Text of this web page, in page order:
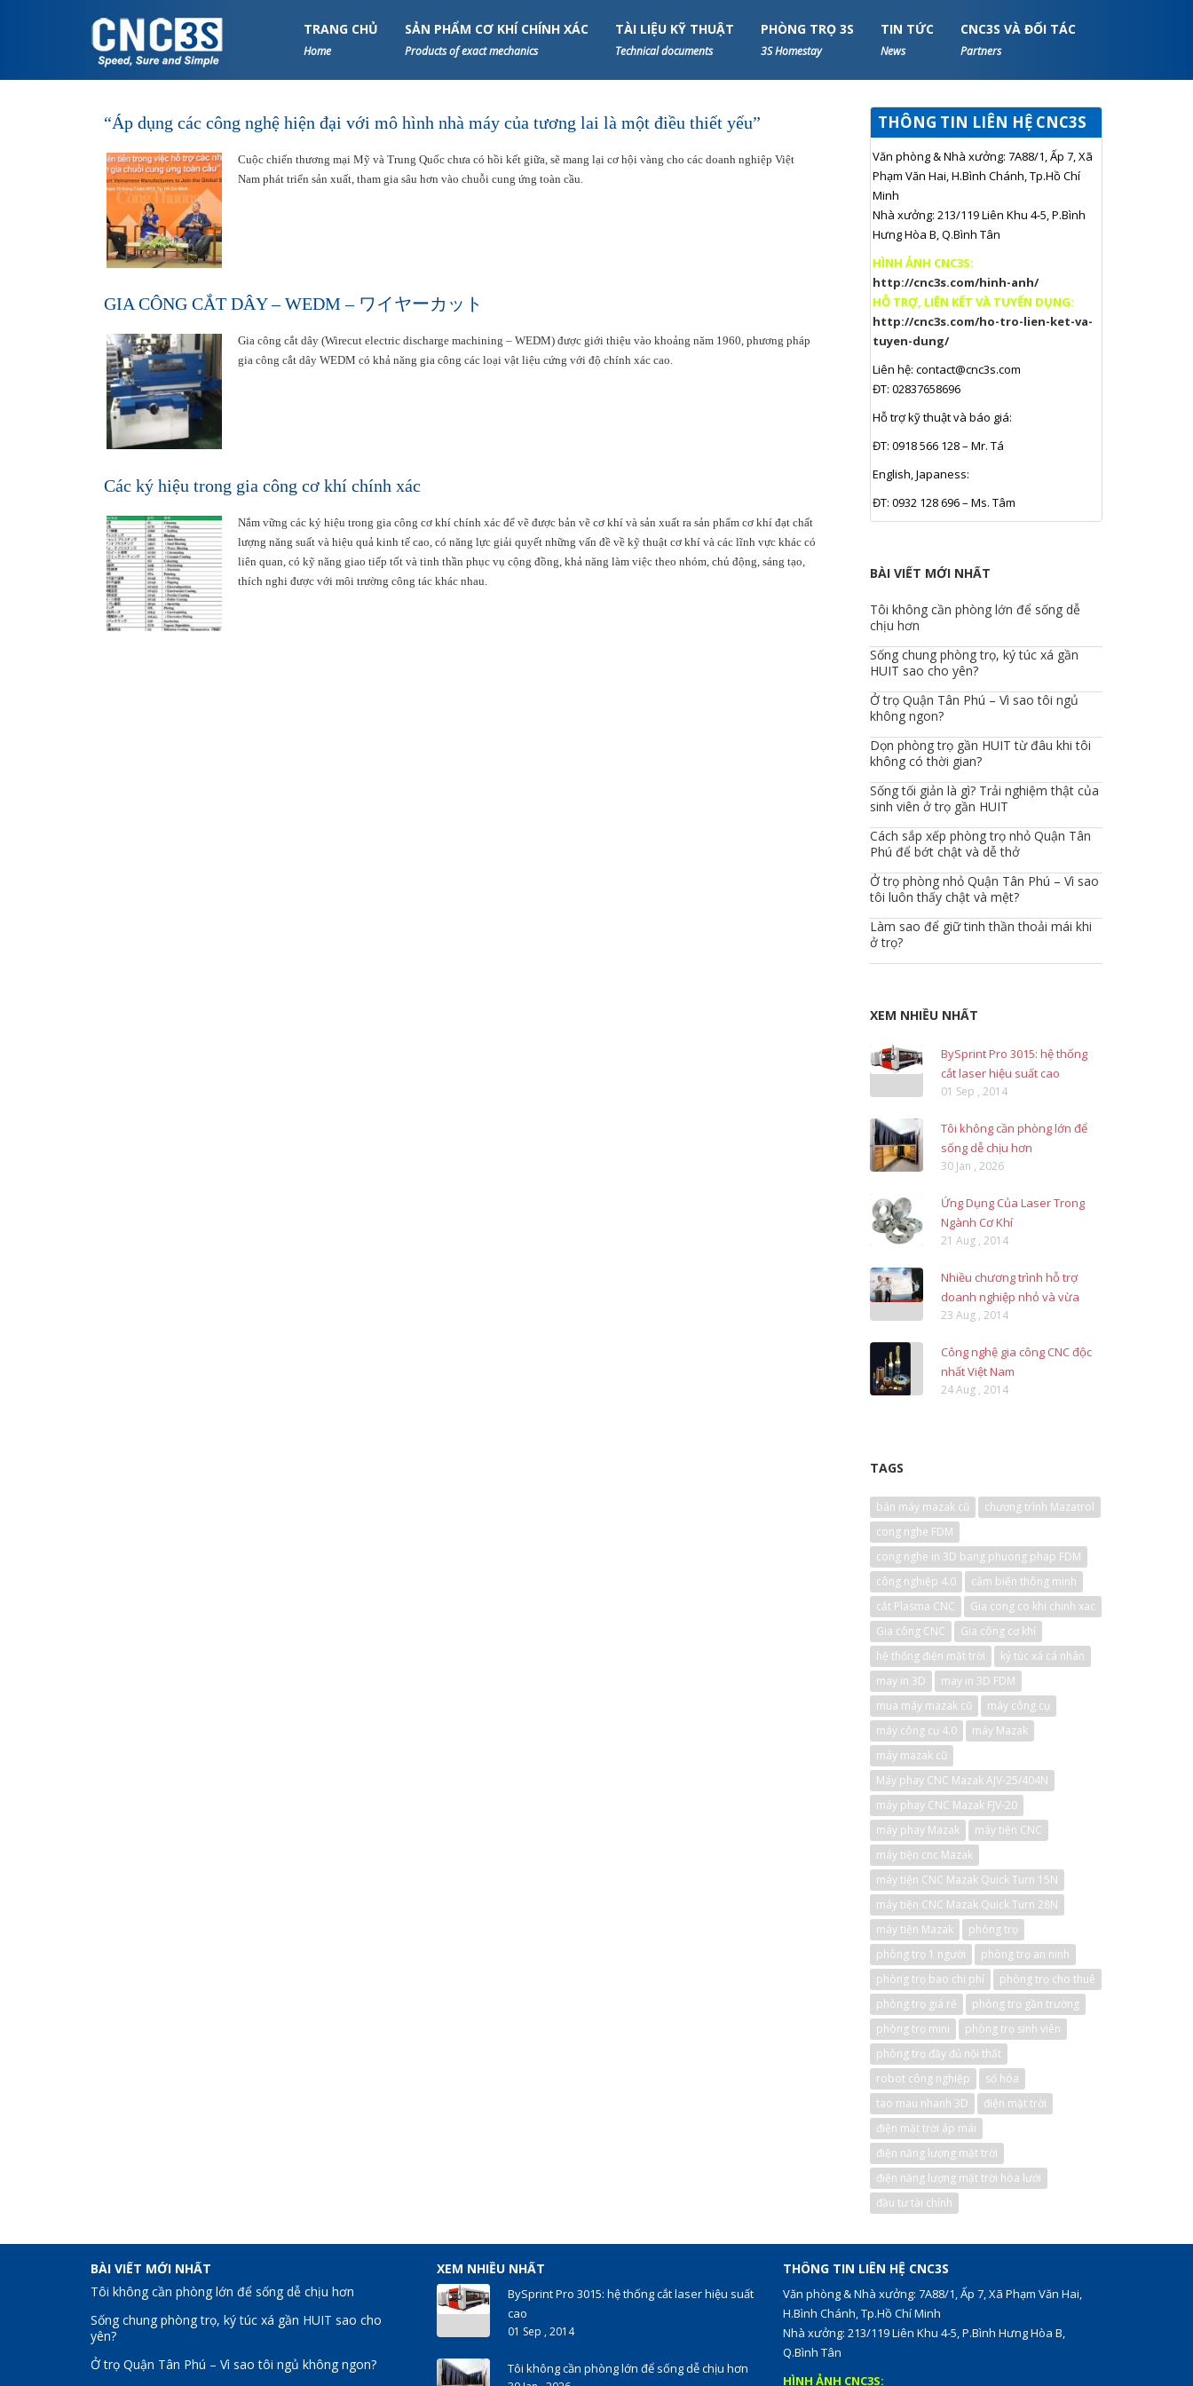
TRANG CHỦ
Home
SẢN PHẨM CƠ KHÍ CHÍNH XÁC
Products of exact mechanics
TÀI LIỆU KỸ THUẬT
Technical documents
PHÒNG TRỌ 3S
3S Homestay
TIN TỨC
News
CNC3S VÀ ĐỐI TÁC
Partners
“Áp dụng các công nghệ hiện đại với mô hình nhà máy của tương lai là một điều thiết yếu”
Cuộc chiến thương mại Mỹ và Trung Quốc chưa có hồi kết giữa, sẽ mang lại cơ hội vàng cho các doanh nghiệp Việt
Nam phát triển sản xuất, tham gia sâu hơn vào chuỗi cung ứng toàn cầu.
GIA CÔNG CẮT DÂY – WEDM – ワイヤーカット
Gia công cắt dây (Wirecut electric discharge machining – WEDM) được giới thiệu vào khoảng năm 1960, phương pháp
gia công cắt dây WEDM có khả năng gia công các loại vật liệu cứng với độ chính xác cao.
Các ký hiệu trong gia công cơ khí chính xác
Nắm vững các ký hiệu trong gia công cơ khí chính xác để vẽ được bản vẽ cơ khí và sản xuất ra sản phẩm cơ khí đạt chất
lượng năng suất và hiệu quả kinh tế cao, có năng lực giải quyết những vấn đề về kỹ thuật cơ khí và các lĩnh vực khác có
liên quan, có kỹ năng giao tiếp tốt và tinh thần phục vụ cộng đồng, khả năng làm việc theo nhóm, chủ động, sáng tạo,
thích nghi được với môi trường công tác khác nhau.
THÔNG TIN LIÊN HỆ CNC3S
Văn phòng & Nhà xưởng: 7A88/1, Ấp 7, Xã
Phạm Văn Hai, H.Bình Chánh, Tp.Hồ Chí
Minh
Nhà xưởng: 213/119 Liên Khu 4-5, P.Bình
Hưng Hòa B, Q.Bình Tân
HÌNH ẢNH CNC3S:
http://cnc3s.com/hinh-anh/
HỖ TRỢ, LIÊN KẾT VÀ TUYỂN DỤNG:
http://cnc3s.com/ho-tro-lien-ket-va-
tuyen-dung/
Liên hệ:contact@cnc3s.com
ĐT: 02837658696
Hỗ trợ kỹ thuật và báo giá:
ĐT: 0918 566 128 – Mr. Tá
English, Japaness:
ĐT: 0932 128 696 – Ms. Tâm
BÀI VIẾT MỚI NHẤT
Tôi không cần phòng lớn để sống dễ
chịu hơn
Sống chung phòng trọ, ký túc xá gần
HUIT sao cho yên?
Ở trọ Quận Tân Phú – Vì sao tôi ngủ
không ngon?
Dọn phòng trọ gần HUIT từ đâu khi tôi
không có thời gian?
Sống tối giản là gì? Trải nghiệm thật của
sinh viên ở trọ gần HUIT
Cách sắp xếp phòng trọ nhỏ Quận Tân
Phú để bớt chật và dễ thở
Ở trọ phòng nhỏ Quận Tân Phú – Vì sao
tôi luôn thấy chật và mệt?
Làm sao để giữ tinh thần thoải mái khi
ở trọ?
XEM NHIỀU NHẤT
BySprint Pro 3015: hệ thống
cắt laser hiệu suất cao
01 Sep , 2014
Tôi không cần phòng lớn để
sống dễ chịu hơn
30 Jan , 2026
Ứng Dụng Của Laser Trong
Ngành Cơ Khí
21 Aug , 2014
Nhiều chương trình hỗ trợ
doanh nghiệp nhỏ và vừa
23 Aug , 2014
Công nghệ gia công CNC độc
nhất Việt Nam
24 Aug , 2014
TAGS
bán máy mazak cũ
chương trình Mazatrol
cong nghe FDM
cong nghe in 3D bang phuong phap FDM
công nghiệp 4.0
cảm biến thông minh
cắt Plasma CNC
Gia cong co khi chinh xac
Gia công CNC
Gia công cơ khí
hệ thống điện mặt trời
ký túc xá cá nhân
may in 3D
may in 3D FDM
mua máy mazak cũ
máy công cụ
máy công cụ 4.0
máy Mazak
máy mazak cũ
Máy phay CNC Mazak AJV-25/404N
máy phay CNC Mazak FJV-20
máy phay Mazak
máy tiện CNC
máy tiện cnc Mazak
máy tiện CNC Mazak Quick Turn 15N
máy tiện CNC Mazak Quick Turn 28N
máy tiện Mazak
phòng trọ
phòng trọ 1 người
phòng trọ an ninh
phòng trọ bao chi phí
phòng trọ cho thuê
phòng trọ giá rẻ
phòng trọ gần trường
phòng trọ mini
phòng trọ sinh viên
phòng trọ đầy đủ nội thất
robot công nghiệp
số hóa
tao mau nhanh 3D
điện mặt trời
điện mặt trời áp mái
điện năng lượng mặt trời
điện năng lượng mặt trời hòa lưới
đầu tư tài chính
BÀI VIẾT MỚI NHẤT
Tôi không cần phòng lớn để sống dễ chịu hơn
Sống chung phòng trọ, ký túc xá gần HUIT sao cho
yên?
Ở trọ Quận Tân Phú – Vì sao tôi ngủ không ngon?
XEM NHIỀU NHẤT
BySprint Pro 3015: hệ thống cắt laser hiệu suất
cao
01 Sep , 2014
Tôi không cần phòng lớn để sống dễ chịu hơn
THÔNG TIN LIÊN HỆ CNC3S
Văn phòng & Nhà xưởng: 7A88/1, Ấp 7, Xã Phạm Văn Hai,
H.Bình Chánh, Tp.Hồ Chí Minh
Nhà xưởng: 213/119 Liên Khu 4-5, P.Bình Hưng Hòa B,
Q.Bình Tân
HÌNH ẢNH CNC3S: